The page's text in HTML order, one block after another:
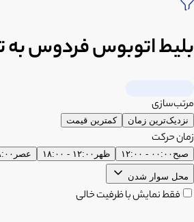
بلیط اتوبوس فردوس به
مرتب‌سازی
نزدیک‌ترین زمان کمترین قیمت
زمان حرکت
صبح ۰۰:۰۰ - ۱۲:۰۰ ظهر ۱۲:۰۰ - ۱۸:۰۰ عصر ۱۸:۰۰ -
محل سوار شدن
فقط نمایش با ظرفیت خالی